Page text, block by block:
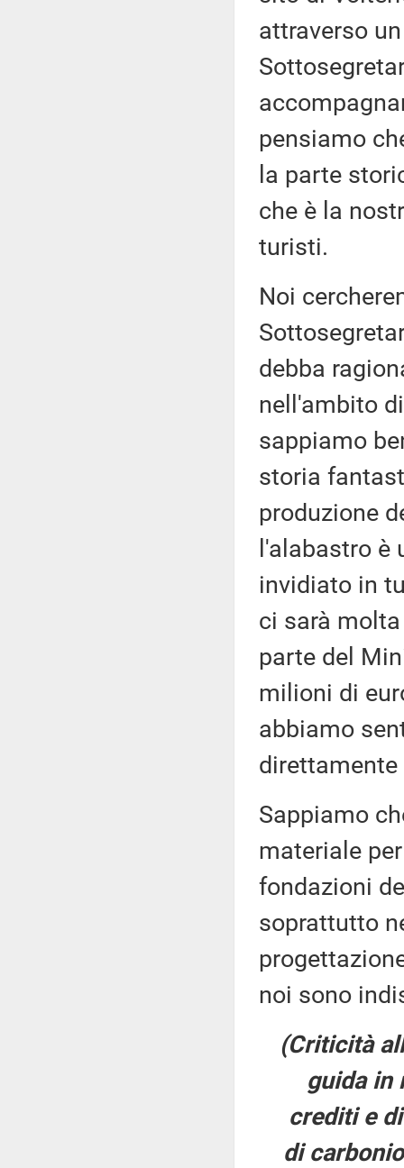
attraverso
pensiamo
la parte
che è la
turisti.
Noi
debba
nell'ambito
sappiamo
storia
produzione
l'alabastro è
invidiato in
ci sarà
parte del
milioni di
abbiamo
Sappiamo
materiale
fondazioni
soprattutto
noi sono
(Criticità
guida in
crediti e
di